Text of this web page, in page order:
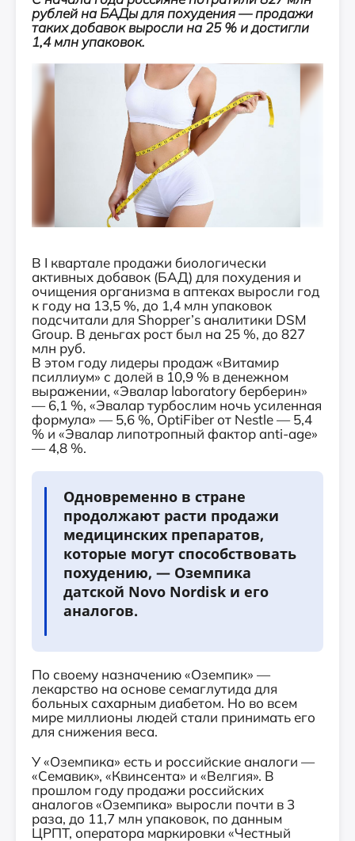
рублей на БАДы для похудения — продажи
таких добавок выросли на 25 % и достигли
1,4 млн упаковок.
В I квартале продажи биологически
активных добавок (БАД) для похудения и
очищения организма в аптеках выросли год
к году на 13,5 %, до 1,4 млн упаковок
подсчитали для Shopper’s аналитики DSM
Group. В деньгах рост был на 25 %, до 827
млн руб.
В этом году лидеры продаж «Витамир
псиллиум» с долей в 10,9 % в денежном
выражении, «Эвалар laboratory берберин»
— 6,1 %, «Эвалар турбослим ночь усиленная
формула» — 5,6 %, OptiFiber от Nestle — 5,4
% и «Эвалар липотропный фактор anti-age»
— 4,8 %.
Одновременно в стране
продолжают расти продажи
медицинских препаратов,
которые могут способствовать
похудению, — Оземпика
датской Novo Nordisk и его
аналогов.
По своему назначению «Оземпик» —
лекарство на основе семаглутида для
больных сахарным диабетом. Но во всем
мире миллионы людей стали принимать его
для снижения веса.
У «Оземпика» есть и российские аналоги —
«Семавик», «Квинсента» и «Велгия». В
прошлом году продажи российских
аналогов «Оземпика» выросли почти в 3
раза, до 11,7 млн упаковок, по данным
ЦРПТ, оператора маркировки «Честный